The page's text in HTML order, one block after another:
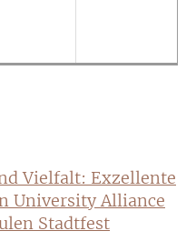
Vielfalt: Exzellente
University Alliance
Stadtfest